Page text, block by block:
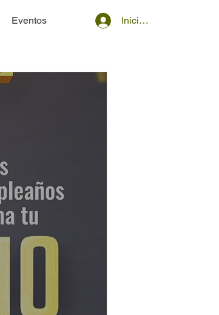
Eventos Iniciar sesión